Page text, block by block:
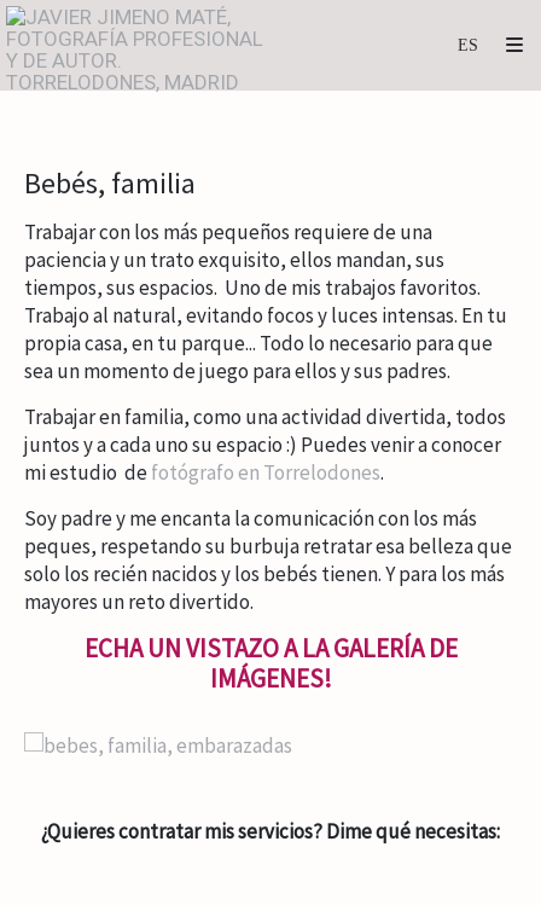
Bebés, familia
Trabajar con los más pequeños requiere de una
paciencia y un trato exquisito, ellos mandan, sus
tiempos, sus espacios. Uno de mis trabajos favoritos.
Trabajo al natural, evitando focos y luces intensas. En tu
propia casa, en tu parque... Todo lo necesario para que
sea un momento de juego para ellos y sus padres.
Trabajar en familia, como una actividad divertida, todos
juntos y a cada uno su espacio :) Puedes venir a conocer
mi estudio defotógrafo en Torrelodones.
Soy padre y me encanta la comunicación con los más
peques, respetando su burbuja retratar esa belleza que
solo los recién nacidos y los bebés tienen. Y para los más
mayores un reto divertido.
ECHA UN VISTAZO A LA GALERÍA DE
IMÁGENES!
¿Quieres contratar mis servicios? Dime qué necesitas: